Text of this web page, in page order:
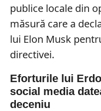
publice locale din
măsură care a
lui Elon Musk
directivei.
Eforturile lui
social media
deceniu